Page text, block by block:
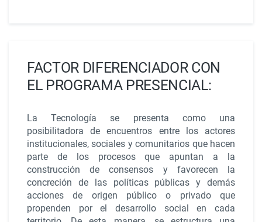
FACTOR DIFERENCIADOR CON
EL PROGRAMA PRESENCIAL:
La Tecnología se presenta como una
posibilitadora de encuentros entre los actores
institucionales, sociales y comunitarios que hacen
parte de los procesos que apuntan a la
construcción de consensos y favorecen la
concreción de las políticas públicas y demás
acciones de origen público o privado que
propenden por el desarrollo social en cada